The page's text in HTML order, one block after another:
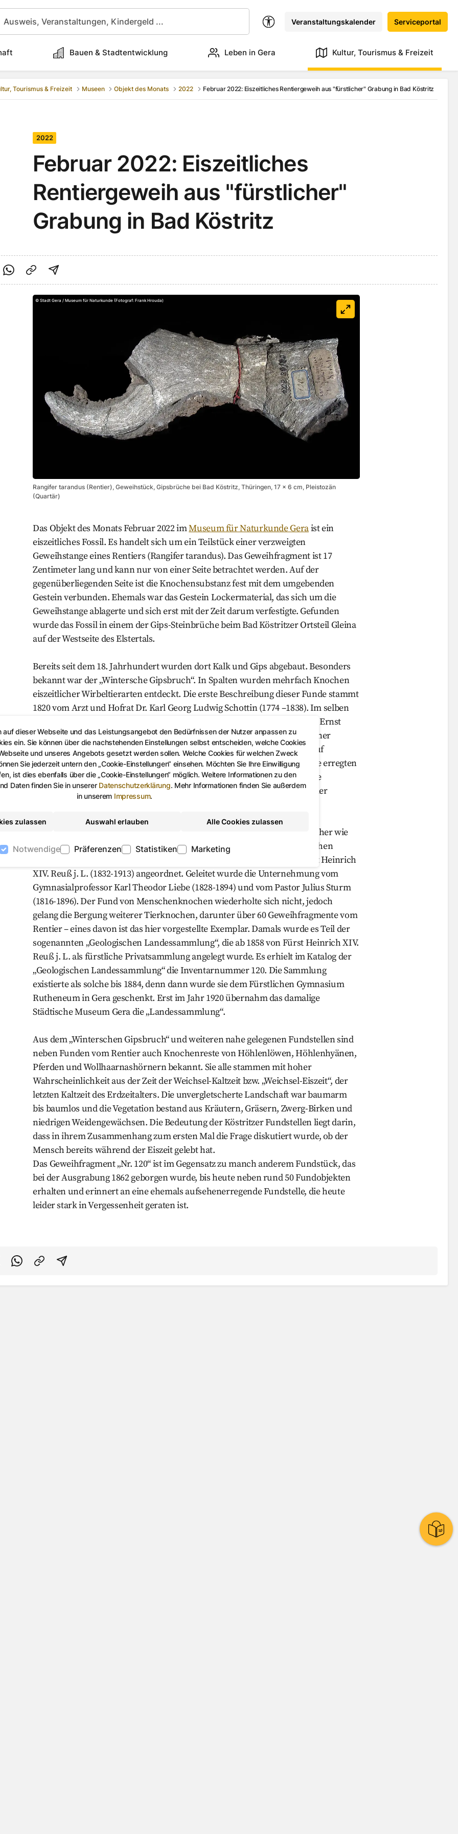
auf dieser Webseite und das Leistungsangebot den Bedürfnissen der Nutzer anpassen zu
ein. Sie können über die nachstehenden Einstellungen selbst entscheiden, welche Cookies
und unseres Angebots gesetzt werden sollen. Welche Cookies für welchen Zweck
Sie jederzeit untern den „Cookie-Einstellungen“ einsehen. Möchten Sie Ihre Einwilligung
ist dies ebenfalls über die „Cookie-Einstellungen“ möglich. Weitere Informationen zu den
Daten finden Sie in unserer Datenschutzerklärung. Mehr Informationen finden Sie außerdem
in unserem Impressum.
zulassen Auswahl erlauben Alle Cookies zulassen
Notwendige Präferenzen Statistiken Marketing
Veranstaltungskalender Serviceportal
Bauen & Stadtentwicklung Leben in Gera Kultur, Tourismus & Freizeit
Tourismus & Freizeit Museen Objekt des Monats 2022 Februar 2022: Eiszeitliches Rentiergeweih aus "fürstlicher" Grabung in Bad Köstritz
2022
Februar 2022: Eiszeitliches
Rentiergeweih aus "fürstlicher"
Grabung in Bad Köstritz
teilen
Twitter teilen
Per Link teilen
shareViaEmail
© Stadt Gera / Museum für Naturkunde (Fotograf: Frank Hrouda)
Rangifer tarandus (Rentier), Geweihstück, Gipsbrüche bei Bad Köstritz, Thüringen, 17 x 6 cm, Pleistozän
(Quartär)
Das Objekt des Monats Februar 2022 imMuseum für Naturkunde Geraist ein
eiszeitliches Fossil. Es handelt sich um ein Teilstück einer verzweigten
Geweihstange eines Rentiers (Rangifer tarandus). Das Geweihfragment ist 17
Zentimeter lang und kann nur von einer Seite betrachtet werden. Auf der
gegenüberliegenden Seite ist die Knochensubstanz fest mit dem umgebenden
Gestein verbunden. Ehemals war das Gestein Lockermaterial, das sich um die
Geweihstange ablagerte und sich erst mit der Zeit darum verfestigte. Gefunden
wurde das Fossil in einem der Gips-Steinbrüche beim Bad Köstritzer Ortsteil Gleina
auf der Westseite des Elstertals.
Bereits seit dem 18. Jahrhundert wurden dort Kalk und Gips abgebaut. Besonders
bekannt war der „Wintersche Gipsbruch“. In Spalten wurden mehrfach Knochen
eiszeitlicher Wirbeltierarten entdeckt. Die erste Beschreibung dieser Funde stammt
1820 vom Arzt und Hofrat Dr. Karl Georg Ludwig Schottin (1774 –1838). Im selben
Jahr widmete auch der gothaische Kammerpräsident und Naturforscher Ernst
Friedrich von Schlotheim (1764-1832) der Fundstelle mehrere Seiten in einer
Publikation. Besonderes Augenmerk fällt in diesen Veröffentlichungen auf
Menschenknochen, die zwischen den Tierknochen gefunden wurden. Sie erregten
eine heftige Diskussion in der Fachwelt über die damals noch undenkbare
Vorstellung der Existenz des Menschen im Eiszeitalter, worauf z. B. 1821 der
Nachdem Schottin bis 1830 weitere Knochen fand und auch andere Forscher wie
Graf Caspar von Sternberg (1761-1838) aus Prag in den Gleinaer Gipsbrüchen
nachgraben ließen, wurde erst wieder 1862 eine Ausgrabung durch Fürst Heinrich
XIV. Reuß j. L. (1832-1913) angeordnet. Geleitet wurde die Unternehmung vom
Gymnasialprofessor Karl Theodor Liebe (1828-1894) und vom Pastor Julius Sturm
(1816-1896). Der Fund von Menschenknochen wiederholte sich nicht, jedoch
gelang die Bergung weiterer Tierknochen, darunter über 60 Geweihfragmente vom
Rentier – eines davon ist das hier vorgestellte Exemplar. Damals wurde es Teil der
sogenannten „Geologischen Landessammlung“, die ab 1858 von Fürst Heinrich XIV.
Reuß j. L. als fürstliche Privatsammlung angelegt wurde. Es erhielt im Katalog der
„Geologischen Landessammlung“ die Inventarnummer 120. Die Sammlung
existierte als solche bis 1884, denn dann wurde sie dem Fürstlichen Gymnasium
Rutheneum in Gera geschenkt. Erst im Jahr 1920 übernahm das damalige
Städtische Museum Gera die „Landessammlung“.
Aus dem „Winterschen Gipsbruch“ und weiteren nahe gelegenen Fundstellen sind
neben Funden vom Rentier auch Knochenreste von Höhlenlöwen, Höhlenhyänen,
Pferden und Wollhaarnashörnern bekannt. Sie alle stammen mit hoher
Wahrscheinlichkeit aus der Zeit der Weichsel-Kaltzeit bzw. „Weichsel-Eiszeit“, der
letzten Kaltzeit des Erdzeitalters. Die unvergletscherte Landschaft war baumarm
bis baumlos und die Vegetation bestand aus Kräutern, Gräsern, Zwerg-Birken und
niedrigen Weidengewächsen. Die Bedeutung der Köstritzer Fundstellen liegt darin,
dass in ihrem Zusammenhang zum ersten Mal die Frage diskutiert wurde, ob der
Mensch bereits während der Eiszeit gelebt hat.
Das Geweihfragment „Nr. 120“ ist im Gegensatz zu manch anderem Fundstück, das
bei der Ausgrabung 1862 geborgen wurde, bis heute neben rund 50 Fundobjekten
erhalten und erinnert an eine ehemals aufsehenerregende Fundstelle, die heute
leider stark in Vergessenheit geraten ist.